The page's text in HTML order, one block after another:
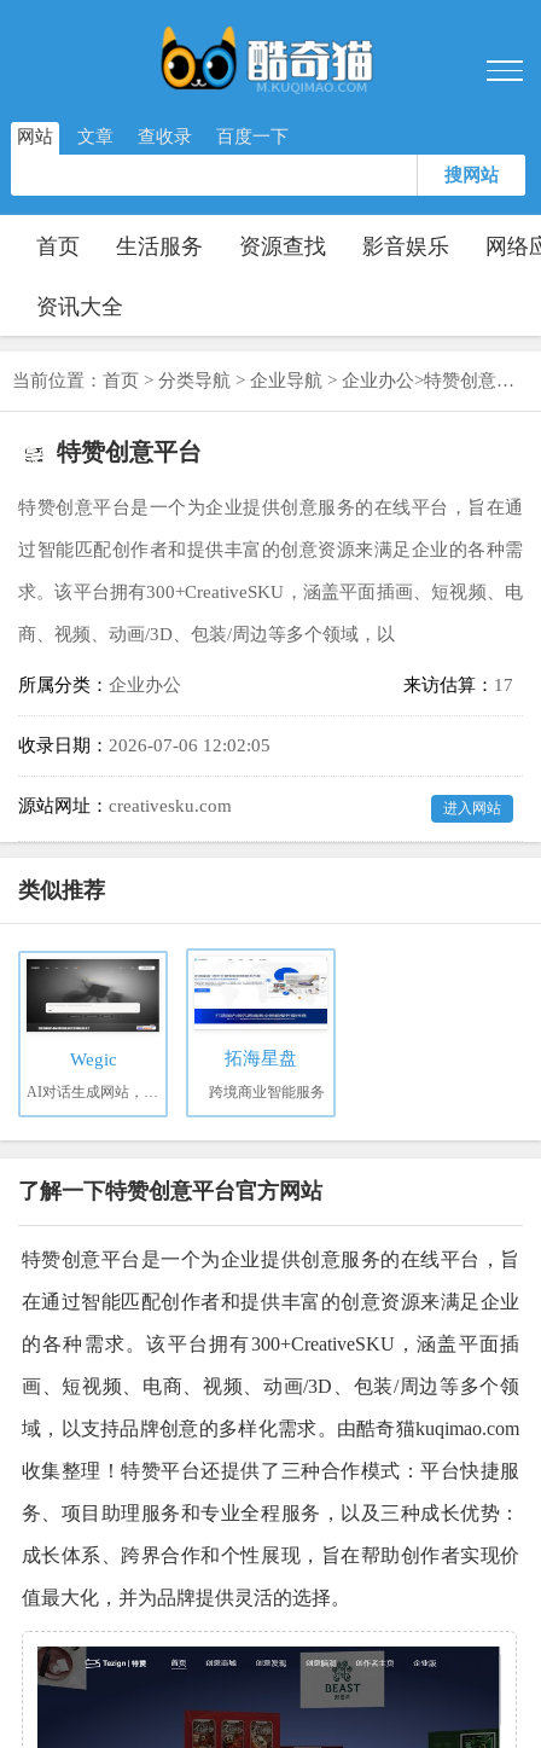
网站 文章 查收录 百度一下
搜网站
首页 生活服务 资源查找 影音娱乐 网络
资讯大全
当前位置： 首页 > 分类导航 > 企业导航 > 企业办公>特赞创意平台
特赞创意平台
特赞创意平台是一个为企业提供创意服务的在线平台，旨在通
过智能匹配创作者和提供丰富的创意资源来满足企业的各种需
求。该平台拥有300+CreativeSKU，涵盖平面插画、短视频、电
商、视频、动画/3D、包装/周边等多个领域，以
所属分类： 企业办公 来访估算： 17
收录日期： 2026-07-06 12:02:05
源站网址： creativesku.com 进入网站
类似推荐
Wegic 拓海星盘
跨境商业智能服务
了解一下特赞创意平台官方网站
特赞创意平台是一个为企业提供创意服务的在线平台，旨
在通过智能匹配创作者和提供丰富的创意资源来满足企业
的各种需求。该平台拥有300+CreativeSKU，涵盖平面插
画、短视频、电商、视频、动画/3D、包装/周边等多个领
域，以支持品牌创意的多样化需求。由酷奇猫kuqimao.com
收集整理！特赞平台还提供了三种合作模式：平台快捷服
务、项目助理服务和专业全程服务，以及三种成长优势：
成长体系、跨界合作和个性展现，旨在帮助创作者实现价
值最大化，并为品牌提供灵活的选择。